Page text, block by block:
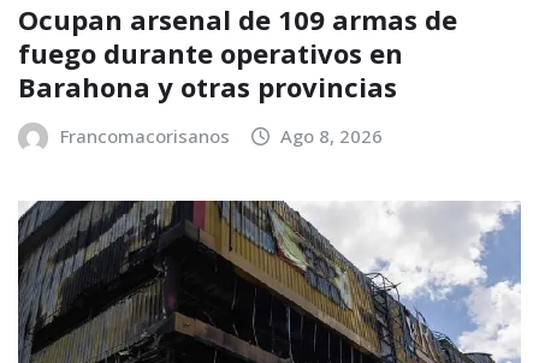
Ocupan arsenal de 109 armas de
fuego durante operativos en
Barahona y otras provincias
Francomacorisanos Ago 8, 2026